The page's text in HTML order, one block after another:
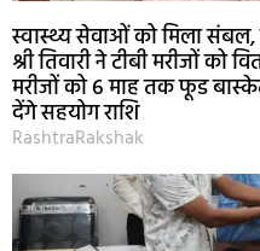
स्वास्थ्य सेवाओं को मिला
श्री तिवारी ने टीबी मरीजों को
मरीजों को 6 माह तक फूड
देंगे सहयोग राशि
RashtraRakshak